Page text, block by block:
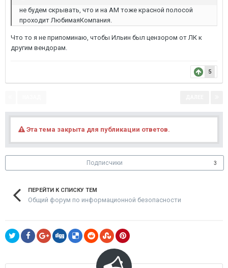
не будем скрывать, что и на АМ тоже красной полосой
проходит ЛюбимаяКомпания.
Что то я не припоминаю, чтобы Ильин был цензором от ЛК к
другим вендорам.
5
Эта тема закрыта для публикации ответов.
Подписчики 3
ПЕРЕЙТИ К СПИСКУ ТЕМ
Общий форум по информационной безопасности